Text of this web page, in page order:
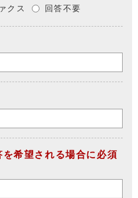
クス 回答不要
を希望される場合に必須